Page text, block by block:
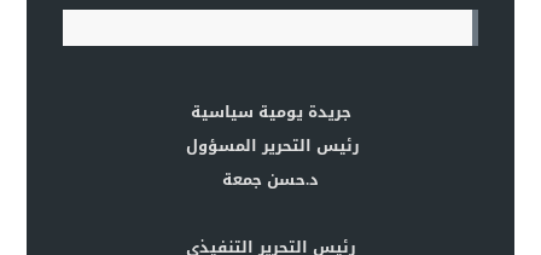
جريدة يومية سياسية
رئيس التحرير المسؤول
د.حسن جمعة
رئيس التحرير التنفيذي